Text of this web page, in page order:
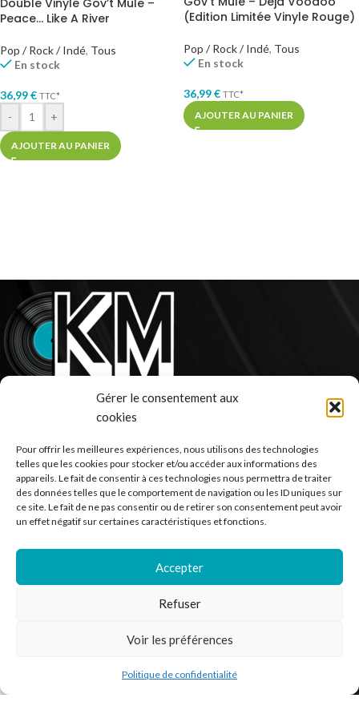
Gérer le consentement aux
cookies
Pour offrir les meilleures expériences, nous utilisons des technologies
telles que les cookies pour stocker et/ou accéder aux informations des
appareils. Le fait de consentir à ces technologies nous permettra de traiter
des données telles que le comportement de navigation ou les ID uniques sur
ce site. Le fait de ne pas consentir ou de retirer son consentement peut avoir
un effet négatif sur certaines caractéristiques et fonctions.
Accepter
Refuser
Voir les préférences
Politique de confidentialité
Peace… Like A River
Pop / Rock / Indé, Tous
En stock
36,99€ TTC*
- +
AJOUTER AU PANIER
(Edition Limitée Vinyle Rouge)
Pop / Rock / Indé, Tous
En stock
36,99€ TTC*
AJOUTER AU PANIER
Ventes de vinyle en ligne - 33 et 45 tours.
France
Mail : contact@kilm-music.com
RECHERCHER DES PRODUITS
Mon compte